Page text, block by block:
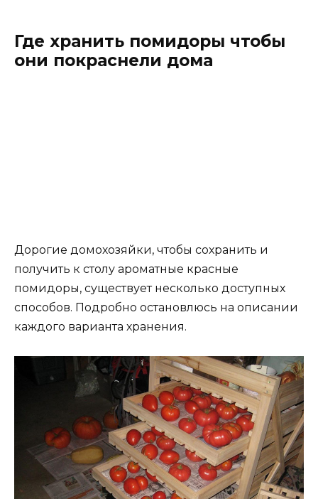
Где хранить помидоры чтобы
они покраснели дома
Дорогие домохозяйки, чтобы сохранить и
получить к столу ароматные красные
помидоры, существует несколько доступных
способов. Подробно остановлюсь на описании
каждого варианта хранения.